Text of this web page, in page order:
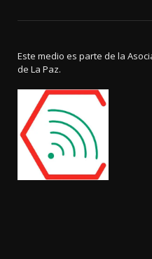
Este medio es parte de la
de La Paz.